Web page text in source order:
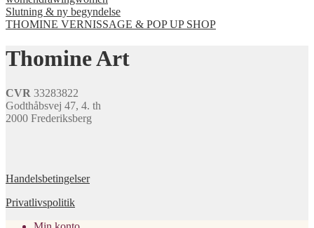
Indlægsnavigation
Forrige
indlæg:
Slutning & ny begyndelse
Næste
THOMINE VERNISSAGE & POP UP SHOP
Thomine Art
CVR 33283822
Godthåbsvej 47, 4. th
2000 Frederiksberg
Handelsbetingelser
Privatlivspolitik